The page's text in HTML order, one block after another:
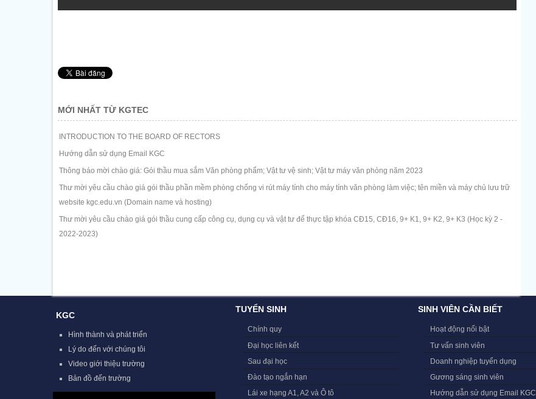
MỚI NHẤT TỪ KGTEC
INTRODUCTION TO THE BOARD OF RECTORS
Hướng dẫn sử dụng Email KGC
Thông báo mời chào giá: Gói thầu mua sắm Văn phòng phẩm; Vật tư vệ sinh; Vật tư máy văn phòng năm 2023
Thư mời yêu cầu chào giá gói thầu phần mềm phòng chống vi rút máy tính cho máy tính văn phòng làm việc; tên miền và máy chủ lưu trữ
website kgc.edu.vn (Domain name và hosting)
Thư mời yêu cầu chào giá gói thầu cung cấp công cụ, dụng cụ và vật tư để thực tập khóa CĐ15, CĐ16, 9+ K1, 9+ K2, 9+ K3 (Học kỳ 2 -
2022-2023)
KGC
Hình thành và phát triển
Lý do đến với chúng tôi
Video giới thiệu trường
Bản đồ đến trường
TUYỂN SINH
Chính quy
Đại học liên kết
Sau đại học
Đào tạo ngắn hạn
Lái xe hạng A1, A2 và Ô tô
SINH VIÊN CẦN BIẾT
Hoạt động nổi bật
Tư vấn sinh viên
Doanh nghiệp tuyển dụng
Gương sáng sinh viên
Hướng dẫn sử dụng Email KGC